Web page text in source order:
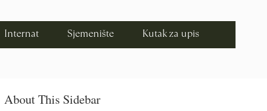
Internat Sjemenište Kutak za upis
About This Sidebar